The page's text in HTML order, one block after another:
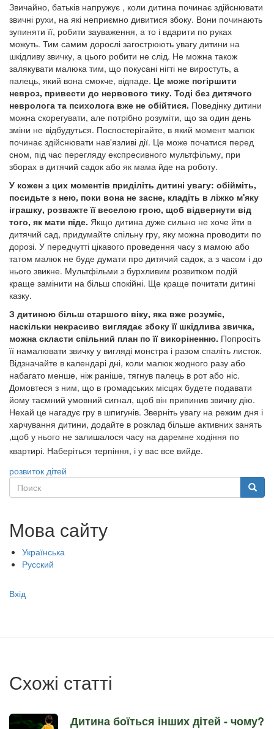
Звичайно, батьків напружує , коли дитина починає здійснювати
звичні рухи, на які неприємно дивитися збоку. Вони починають
зупиняти її, робити зауваження, а то і вдарити по руках
можуть. Тим самим дорослі загострюють увагу дитини на
шкідливу звичку, а цього робити не слід. Не можна також
залякувати малюка тим, що покусані нігті не виростуть, а
палець, який вона смокче, відпаде. Це може погіршити
невроз, привести до нервового тику. Тоді без дитячого
невролога та психолога вже не обійтися. Поведінку дитини
можна скорегувати, але потрібно розуміти, що за один день
зміни не відбудуться. Поспостерігайте, в який момент малюк
починає здійснювати нав'язливі дії. Це може початися перед
сном, під час перегляду експресивного мультфільму, при
зборах в дитячий садок або як мама йде на роботу.
У кожен з цих моментів приділіть дитині увагу: обійміть,
посидьте з нею, поки вона не засне, кладіть в ліжко м'яку
іграшку, розважте її веселою грою, щоб відвернути від
того, як мати піде. Якщо дитина дуже сильно не хоче йти в
дитячий сад, придумайте спільну гру, яку можна проводити по
дорозі. У передчутті цікавого проведення часу з мамою або
татом малюк не буде думати про дитячий садок, а з часом і до
нього звикне. Мультфільми з бурхливим розвитком подій
краще замінити на більш спокійні. Ще краще почитати дитині
казку.
З дитиною більш старшого віку, яка вже розуміє,
наскільки некрасиво виглядає збоку її шкідлива звичка,
можна скласти спільний план по її викоріненню. Попросіть
її намалювати звичку у вигляді монстра і разом спаліть листок.
Відзначайте в календарі дні, коли малюк жодного разу або
набагато менше, ніж раніше, тягнув палець в рот або ніс.
Домовтеся з ним, що в громадських місцях будете подавати
йому таємний умовний сигнал, щоб він припинив звичну дію.
Нехай це нагадує гру в шпигунів. Зверніть увагу на режим дня і
харчування дитини, додайте в розклад більше активних занять
,щоб у нього не залишалося часу на даремне ходіння по
квартирі. Наберіться терпіння, і у вас все вийде.
розвиток дітей
Поиск
Поиск
Мова сайту
Українська
Русский
Меню
записи
Вхід
Схожі статті
Дитина боїться інших дітей - чому?